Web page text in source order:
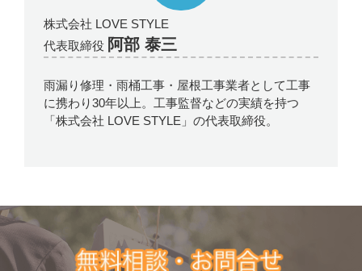
株式会社 LOVE STYLE
代表取締役 阿部 泰三
雨漏り修理・雨桶工事・屋根工事業者として工事
に携わり30年以上。工事監督などの実績を持つ
「株式会社 LOVE STYLE」の代表取締役。